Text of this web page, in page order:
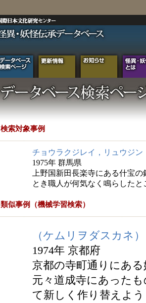
検索対象事例
チョウラクジレイ，リュウジン
1975年 群馬県
上野国新田長楽寺にある什宝
とき職人が何気なく鳴らした
類似事例（機械学習検索）
（ケムリヲダスカネ）
1974年 京都府
京都の寺町通りにあ
元々道成寺にあった
て新しく作り替えよ